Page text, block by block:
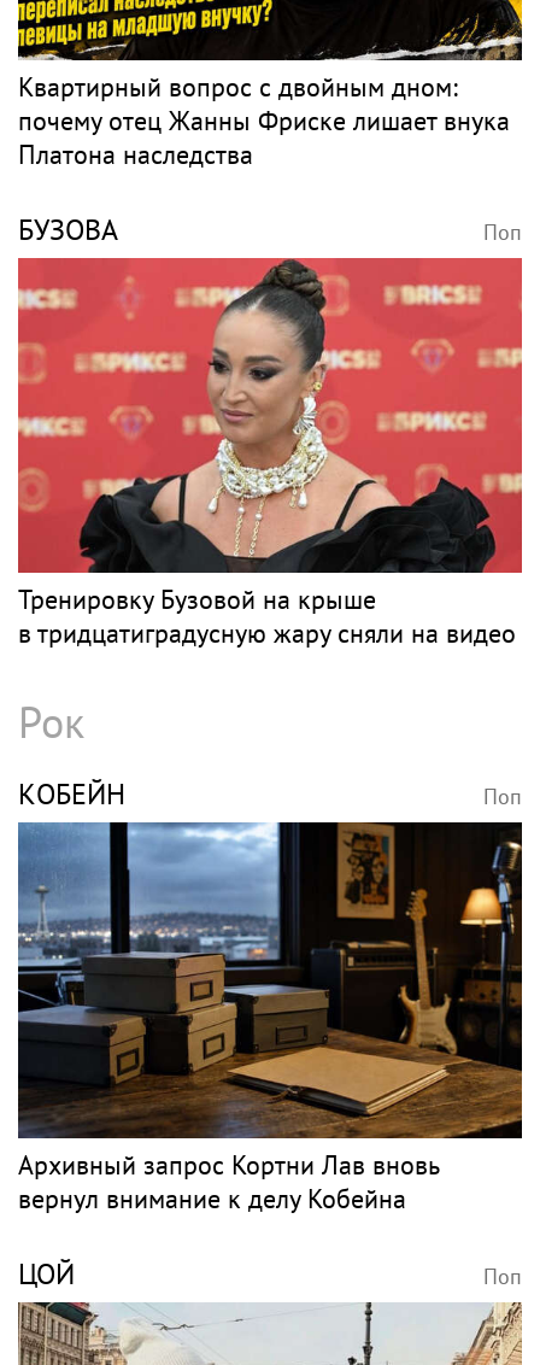
Квартирный вопрос с двойным дном:
почему отец Жанны Фриске лишает внука
Платона наследства
БУЗОВА Поп
Тренировку Бузовой на крыше
в тридцатиградусную жару сняли на видео
Рок
КОБЕЙН Поп
Архивный запрос Кортни Лав вновь
вернул внимание к делу Кобейна
ЦОЙ Поп